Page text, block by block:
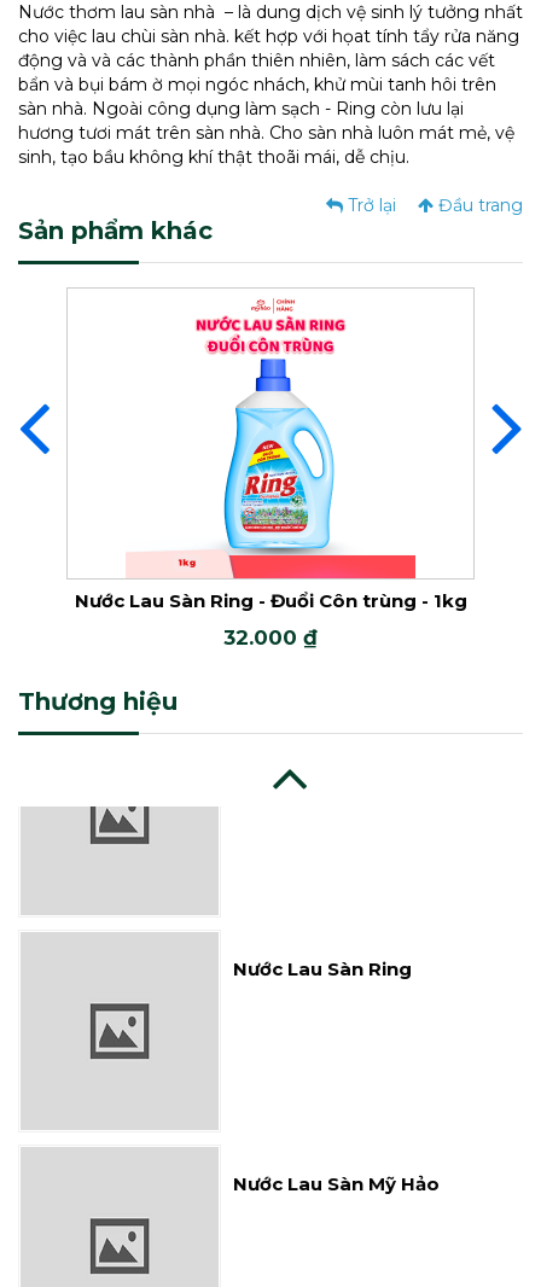
Nước thơm lau sàn nhà – là dung dịch vệ sinh lý tưởng nhất
cho việc lau chùi sàn nhà. kết hợp với họat tính tẩy rửa năng
động và và các thành phần thiên nhiên, làm sách các vết
bẩn và bụi bám ờ mọi ngóc nhách, khử mùi tanh hôi trên
sàn nhà. Ngoài công dụng làm sạch - Ring còn lưu lại
hương tươi mát trên sàn nhà. Cho sàn nhà luôn mát mẻ, vệ
sinh, tạo bầu không khí thật thoãi mái, dễ chịu.
Trở lại Đầu trang
Sản phẩm khác
trùng - 1kg Nước Lau Sàn Ring - Lavender - 1kg
32.000 ₫
Thương hiệu
Nước Lau Sàn Ring